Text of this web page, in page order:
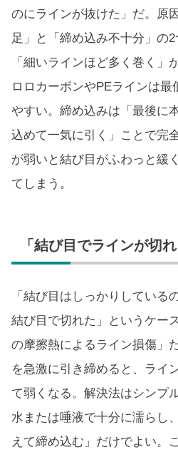
のにラインが抜けた」だ。原
足」と「締め込み不十分」の
「細いラインほど多く巻く」
ロロカーボンやPEラインは
やすい。締め込みは「最後に
込めて一気に引く」ことで完
が弱いと結び目がふわっと緩
てしまう。
「結び目でラインが切
「結び目はしっかりしている
結び目で切れた」というケー
の摩擦熱によるライン損傷」
を急激に引き締めると、ライ
て弱くなる。解決法はシンプ
水または唾液で十分に濡らし
えて締め込む」だけでよい。